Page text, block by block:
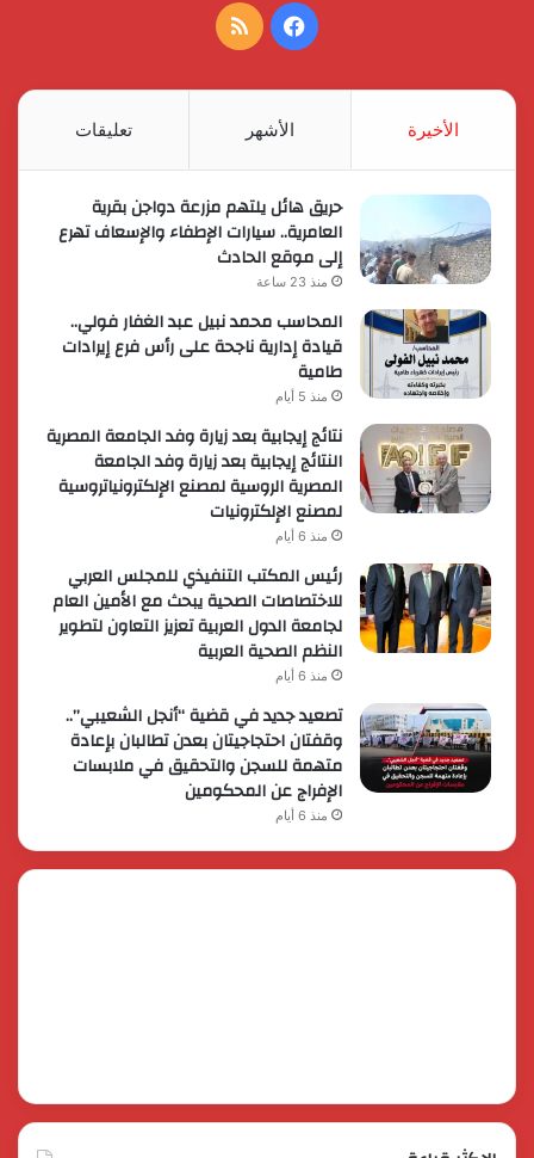
فيسبوكملخص
الأخيرة الأشهر تعليقات
حريق هائل يلتهم مزرعة دواجن بقرية
العامرية.. سيارات الإطفاء والإسعاف تهرع
إلى موقع الحادث
منذ 23 ساعة
المحاسب محمد نبيل عبد الغفار فولي..
قيادة إدارية ناجحة على رأس فرع إيرادات
طامية
منذ 5 أيام
نتائج إيجابية بعد زيارة وفد الجامعة المصرية
النتائج إيجابية بعد زيارة وفد الجامعة
المصرية الروسية لمصنع الإلكترونياتروسية
لمصنع الإلكترونيات
منذ 6 أيام
رئيس المكتب التنفيذي للمجلس العربي
للاختصاصات الصحية يبحث مع الأمين العام
لجامعة الدول العربية تعزيز التعاون لتطوير
النظم الصحية العربية
منذ 6 أيام
تصعيد جديد في قضية “أنجل الشعيبي”..
وقفتان احتجاجيتان بعدن تطالبان بإعادة
متهمة للسجن والتحقيق في ملابسات
الإفراج عن المحكومين
منذ 6 أيام